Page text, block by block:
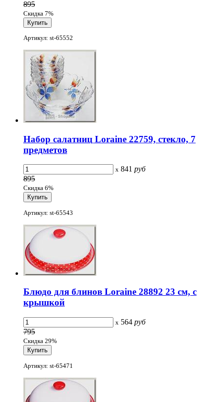
895
Скидка 7%
Артикул: st-65552
Набор салатниц Loraine 22759, стекло, 7
предметов
x 841 руб
895
Скидка 6%
Артикул: st-65543
Блюдо для блинов Loraine 28892 23 см, с
крышкой
x 564 руб
795
Скидка 29%
Артикул: st-65471